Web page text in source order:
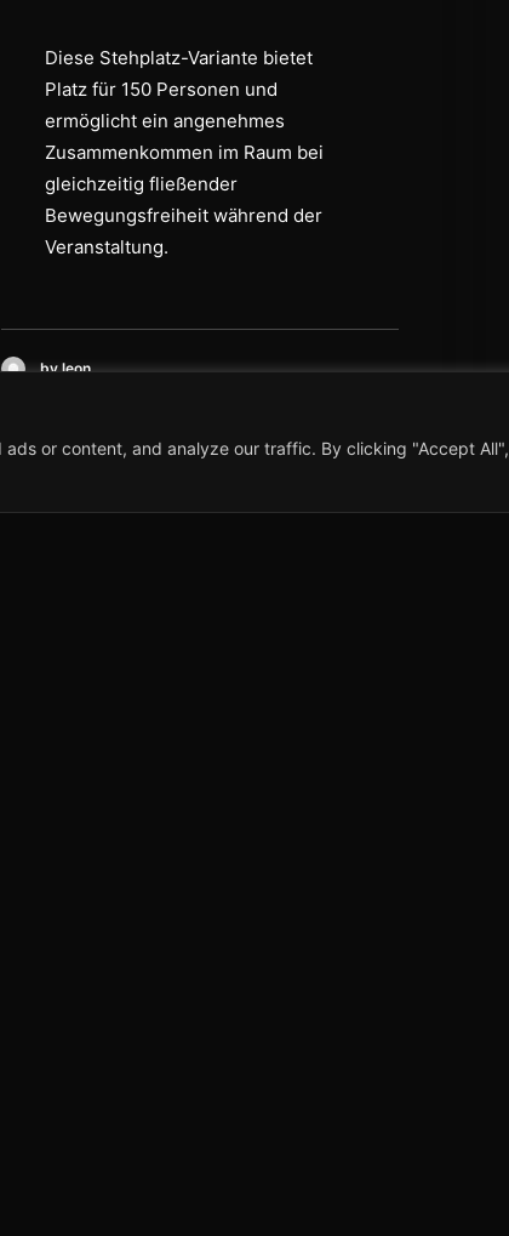
or content, and analyze our traffic. By clicking "Accept All",
Diese Stehplatz-Variante bietet
Platz für 150 Personen und
ermöglicht ein angenehmes
Zusammenkommen im Raum bei
gleichzeitig fließender
Bewegungsfreiheit während der
Veranstaltung.
by leon